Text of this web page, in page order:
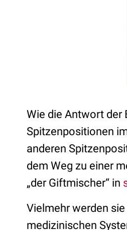
Wie die Antwort der
Spitzenpositionen
anderen
dem Weg zu einer
„der Giftmischer“ in
Vielmehr werden
medizinischen